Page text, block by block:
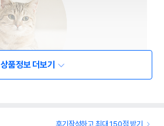
상품정보 더보기
후기작성하고 최대 150점 받기